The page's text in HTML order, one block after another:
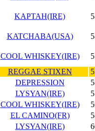
KAPTAH(IRE)
KATCHABA(USA)
COOL WHISKEY(IRE)
REGGAE STIXEN
DEPRESSION
LYSYAN(IRE)
COOL WHISKEY(IRE)
EL CAMINO(FR)
LYSYAN(IRE)